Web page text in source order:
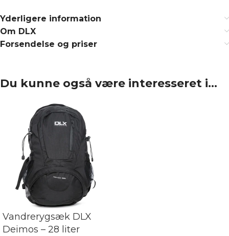
Yderligere information
Om DLX
Forsendelse og priser
Du kunne også være interesseret i…
Vandrerygsæk DLX
Deimos – 28 liter